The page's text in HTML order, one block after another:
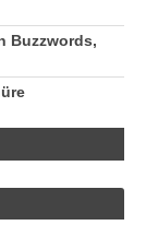
Buzzwords,